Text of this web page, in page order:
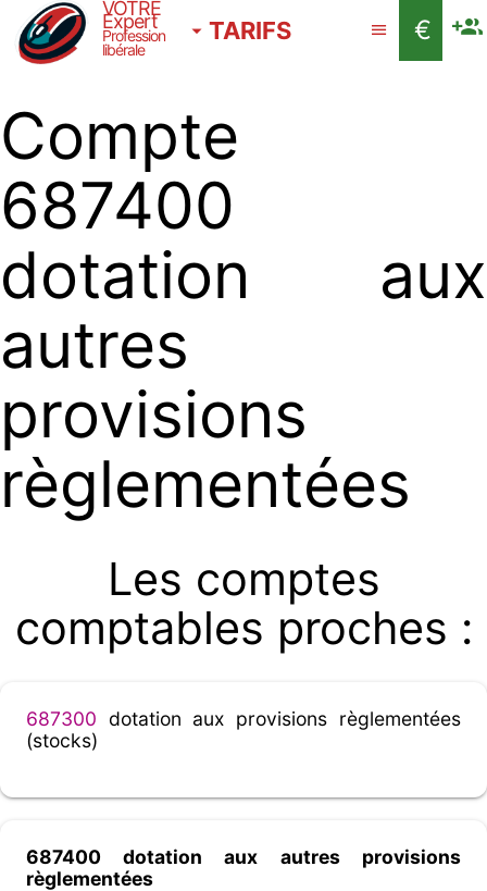
VOTRE
Expert
Profession
libérale
TARIFS €
Compte
687400
dotation aux
autres
provisions
règlementées
Les comptes
comptables proches :
687300 dotation aux provisions règlementées
(stocks)
687400 dotation aux autres provisions
règlementées